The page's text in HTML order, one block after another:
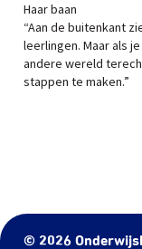
Haar baan
“Aan de buitenkant
leerlingen. Maar als
andere wereld
stappen te maken.”
© 2026